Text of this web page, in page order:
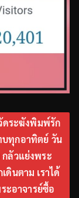
ดระฆังพิมพ์รัก
บทุกอาทิตย์ วัน
กลัวแย่งพระ
ดินตาม เราได้
ะอาจารย์ซื้อ